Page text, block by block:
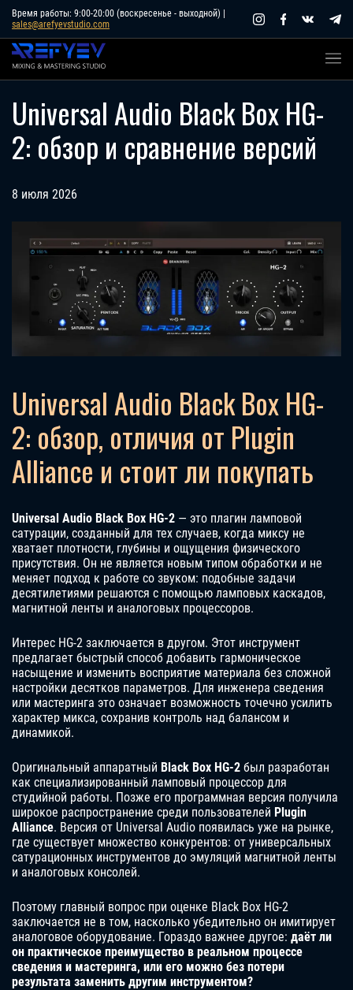
Skip
content
Время работы: 9:00-20:00 (воскресенье - выходной) |
sales@arefyevstudio.com
Universal Audio Black Box HG-
2: обзор и сравнение версий
8 июля 2026
Universal Audio Black Box HG-
2: обзор, отличия от Plugin
Alliance и стоит ли покупать
Universal Audio Black Box HG-2 — это плагин ламповой
сатурации, созданный для тех случаев, когда миксу не
хватает плотности, глубины и ощущения физического
присутствия. Он не является новым типом обработки и не
меняет подход к работе со звуком: подобные задачи
десятилетиями решаются с помощью ламповых каскадов,
магнитной ленты и аналоговых процессоров.
Интерес HG-2 заключается в другом. Этот инструмент
предлагает быстрый способ добавить гармоническое
насыщение и изменить восприятие материала без сложной
настройки десятков параметров. Для инженера сведения
или мастеринга это означает возможность точечно усилить
характер микса, сохранив контроль над балансом и
динамикой.
Оригинальный аппаратный Black Box HG-2 был разработан
как специализированный ламповый процессор для
студийной работы. Позже его программная версия получила
широкое распространение среди пользователей Plugin
Alliance. Версия от Universal Audio появилась уже на рынке,
где существует множество конкурентов: от универсальных
сатурационных инструментов до эмуляций магнитной ленты
и аналоговых консолей.
Поэтому главный вопрос при оценке Black Box HG-2
заключается не в том, насколько убедительно он имитирует
аналоговое оборудование. Гораздо важнее другое: даёт ли
он практическое преимущество в реальном процессе
сведения и мастеринга, или его можно без потери
результата заменить другим инструментом?